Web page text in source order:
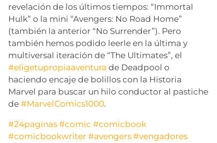
revelación de los últimos tiempos: “Immortal
Hulk” o la mini “Avengers: No Road Home”
(también la anterior “No Surrender”). Pero
también hemos podido leerle en la última y
multiversal iteración de “The Ultimates”, el
#eligetupropiaaventura de Deadpool o
haciendo encaje de bolillos con la Historia
Marvel para buscar un hilo conductor al pastiche
de#MarvelComics1000.
#24paginas #comic #comicbook
#comicbookwriter #avengers #vengadores